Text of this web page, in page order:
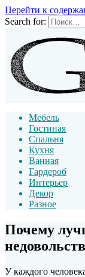
Перейти к
Search for:
Мебель
Гостиная
Спальня
Кухня
Ванная
Гардероб
Интерьер
Декор
Разное
Почему
У каждого